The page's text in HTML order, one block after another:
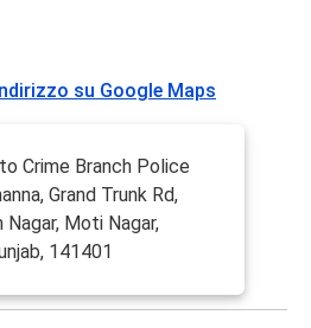
su Google Maps
Crime Branch Police
Grand Trunk Rd,
Moti Nagar,
141401